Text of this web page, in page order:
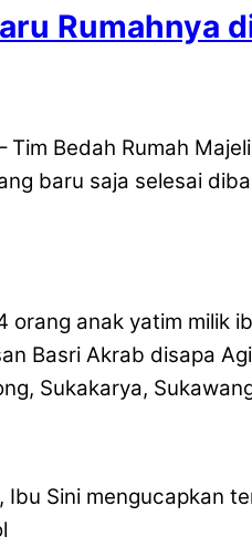
Rumahnya
Bedah Rumah
baru saja selesai
anak yatim milik
Basri Akrab disapa
Sukakarya,
Sini mengucapkan